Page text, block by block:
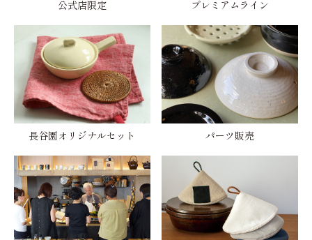
公式店限定 プレミアムライン
長谷園オリジナルセット パーツ販売